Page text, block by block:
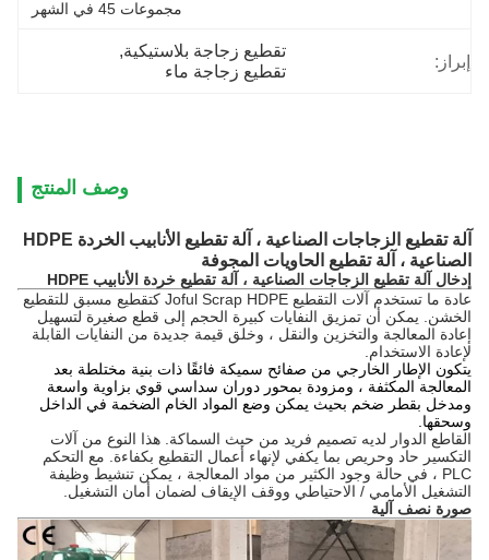
مجموعات 45 في الشهر
إبراز:
تقطيع زجاجة بلاستيكية,
تقطيع زجاجة ماء
وصف المنتج
آلة تقطيع الزجاجات الصناعية ، آلة تقطيع الأنابيب الخردة HDPE
الصناعية ، آلة تقطيع الحاويات المجوفة
إدخال آلة تقطيع الزجاجات الصناعية ، آلة تقطيع خردة الأنابيب HDPE
عادة ما تستخدم آلات التقطيع Joful Scrap HDPE كتقطيع مسبق للتقطيع
الخشن.
يمكن أن تمزيق النفايات كبيرة الحجم إلى قطع صغيرة لتسهيل
إعادة المعالجة والتخزين والنقل ، وخلق قيمة جديدة من النفايات القابلة
لإعادة الاستخدام.
يتكون الإطار الخارجي من صفائح سميكة فائقًا ذات بنية مختلطة بعد
المعالجة المكثفة ، ومزودة بمحور دوران سداسي قوي بزاوية واسعة
ومدخل بقطر ضخم بحيث يمكن وضع المواد الخام الضخمة في الداخل
وسحقها.
القاطع الدوار لديه تصميم فريد من حيث السماكة. هذا النوع من آلات
التكسير حاد وحريص بما يكفي لإنهاء أعمال التقطيع بكفاءة.
مع التحكم
PLC ، في حالة وجود الكثير من مواد المعالجة ، يمكن تنشيط وظيفة
التشغيل الأمامي / الاحتياطي ووقف الإيقاف لضمان أمان التشغيل.
صورة نصف آلية